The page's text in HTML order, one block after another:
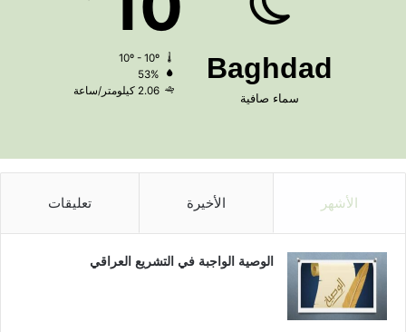
Baghdad
سماء صافية
53%
2.06 كيلومتر/ساعة
الأشهر الأخيرة تعليقات
الوصية الواجبة في التشريع العراقي